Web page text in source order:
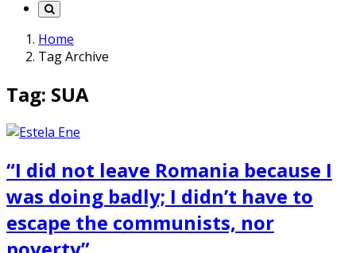
Home
Tag Archive
Tag: SUA
“I did not leave Romania because I
was doing badly; I didn’t have to
escape the communists, nor